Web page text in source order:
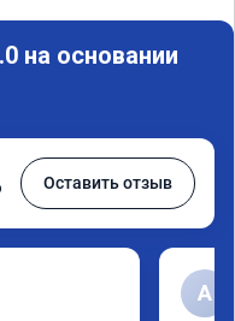
на основании
Оставить отзыв
А